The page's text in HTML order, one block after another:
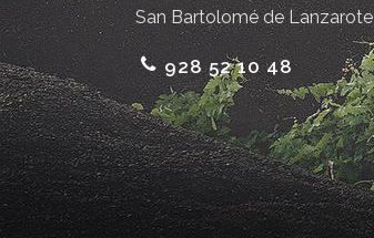
San Bartolomé de Lanzarote
928 52 10 48